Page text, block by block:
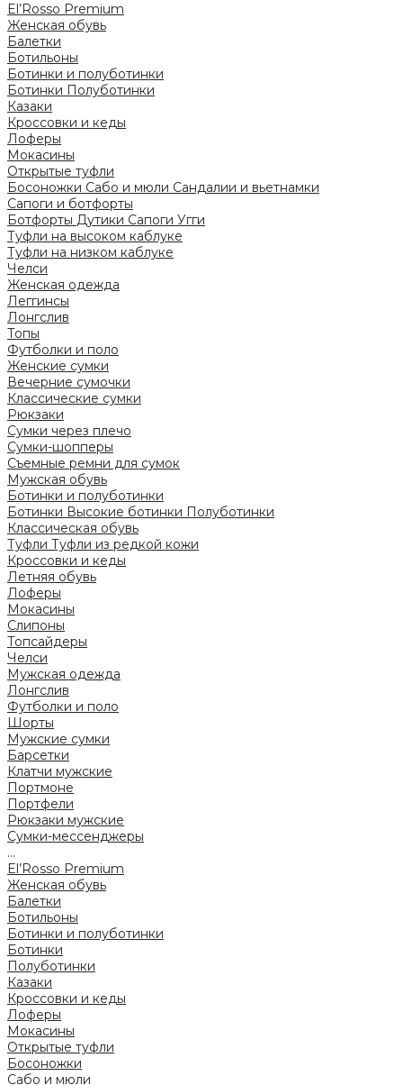
El’Rosso Premium
Женская обувь
Балетки
Ботильоны
Ботинки и полуботинки
Ботинки Полуботинки
Казаки
Кроссовки и кеды
Лоферы
Мокасины
Открытые туфли
Босоножки Сабо и мюли Сандалии и вьетнамки
Сапоги и ботфорты
Ботфорты Дутики Сапоги Угги
Туфли на высоком каблуке
Туфли на низком каблуке
Челси
Женская одежда
Леггинсы
Лонгслив
Топы
Футболки и поло
Женские сумки
Вечерние сумочки
Классические сумки
Рюкзаки
Сумки через плечо
Сумки-шопперы
Съемные ремни для сумок
Мужская обувь
Ботинки и полуботинки
Ботинки Высокие ботинки Полуботинки
Классическая обувь
Туфли Туфли из редкой кожи
Кроссовки и кеды
Летняя обувь
Лоферы
Мокасины
Слипоны
Топсайдеры
Челси
Мужская одежда
Лонгслив
Футболки и поло
Шорты
Мужские сумки
Барсетки
Клатчи мужские
Портмоне
Портфели
Рюкзаки мужские
Сумки-мессенджеры
...
El’Rosso Premium
Женская обувь
Балетки
Ботильоны
Ботинки и полуботинки
Ботинки
Полуботинки
Казаки
Кроссовки и кеды
Лоферы
Мокасины
Открытые туфли
Босоножки
Сабо и мюли